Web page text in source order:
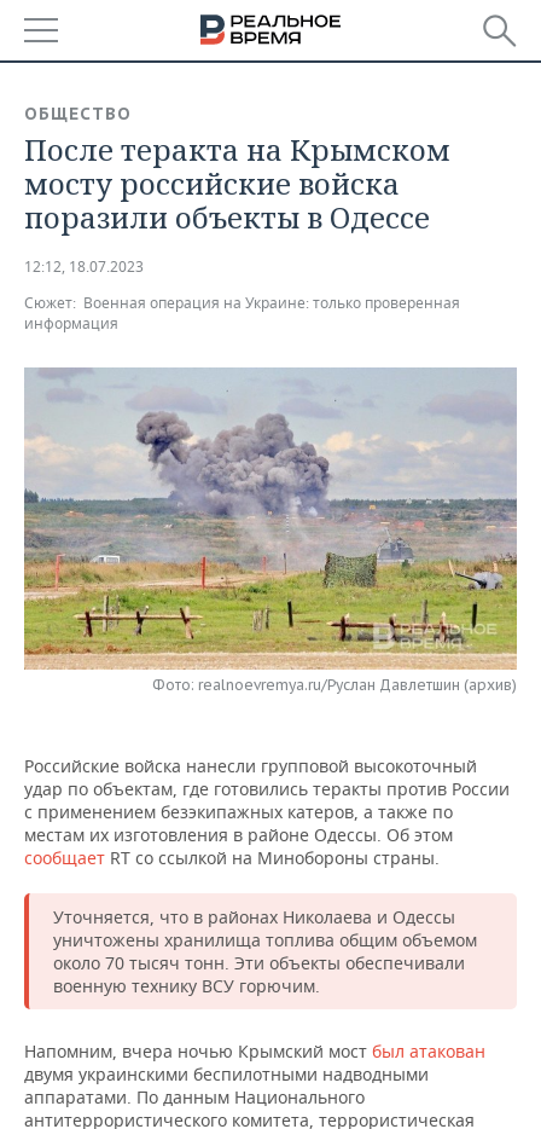
БАШКОРТОСТАН
ТАТАРСТАН
НОВОСТИ
АНАЛИТИКА
ДЕКЛАРАЦИИ О ДОХОДАХ
КОРОЛИ ГОСЗАКАЗА ПФО
ВУЗЫ ТАТАРСТАНА
КОМУ ПРИНАДЛЕЖАТ
ТОРГОВЫЕ ЦЕНТРЫ
ТАТАРСТАНА
НОВОСТИ ЭКОНОМИКИ
ФИНАНСЫ
БЮДЖЕТ
ИНВЕСТИЦИИ
ПРОМЫШЛЕННОСТЬ
НОВОСТИ
ПРОМЫШЛЕННОСТИ
АГРОПРОМ
МАШИНОСТРОЕНИЕ
НЕФТЕХИМИЯ
НЕФТЬ
ОПК
НЕДВИЖИМОСТЬ
НОВОСТИ НЕДВИЖИМОСТИ
НОВОСТИ АВТО
БИЗНЕС
НОВОСТИ БИЗНЕСА
РОЗНИЧНАЯ ТОРГОВЛЯ
ТРАНСПОРТ
ТЕХНОЛОГИИ
НОВОСТИ ТЕХНОЛОГИЙ
IT
МЕРОПРИЯТИЯ
НОВОСТИ МЕРОПРИЯТИЙ
ВЫЕЗДНАЯ РЕДАКЦИЯ
ONLINE-КОНФЕРЕНЦИИ
ОТКРЫТАЯ ЛЕКЦИЯ
СПОРТ
НОВОСТИ СПОРТА
ХОККЕЙ
БАСКЕТБОЛ
ВОЛЕЙБОЛ
КИБЕРСПОРТ
ВОДНЫЕ ВИДЫ СПОРТА
ВЛАСТЬ
ИНФРАСТРУКТУРА
ИСТОРИЯ
КУЛЬТУРА
ОБРАЗОВАНИЕ
ФОТОГАЛЕРЕЯ
СЮЖЕТЫ
СПРАВОЧНИК
СПИСОК ПЕРСОН
СПИСОК КОМПАНИЙ
ПОЛНАЯ ВЕРСИЯ
ОБЩЕСТВО
После теракта на Крымском
мосту российские войска
поразили объекты в Одессе
12:12, 18.07.2023
Сюжет: Военная операция на Украине: только проверенная
информация
Фото: realnoevremya.ru/Руслан Давлетшин (архив)
Российские войска нанесли групповой высокоточный
удар по объектам, где готовились теракты против России
с применением безэкипажных катеров, а также по
местам их изготовления в районе Одессы. Об этом
сообщает RT со ссылкой на Минобороны страны.
Уточняется, что в районах Николаева и Одессы
уничтожены хранилища топлива общим объемом
около 70 тысяч тонн. Эти объекты обеспечивали
военную технику ВСУ горючим.
Напомним, вчера ночью Крымский мост был атакован
двумя украинскими беспилотными надводными
аппаратами. По данным Национального
антитеррористического комитета, террористическая